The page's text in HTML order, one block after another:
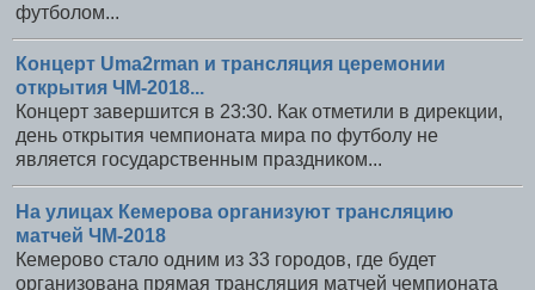
футболом...
Концерт Uma2rman и трансляция церемонии
открытия ЧМ-2018...
Концерт завершится в 23:30. Как отметили в дирекции,
день открытия чемпионата мира по футболу не
является государственным праздником...
На улицах Кемерова организуют трансляцию
матчей ЧМ-2018
Кемерово стало одним из 33 городов, где будет
организована прямая трансляция матчей чемпионата